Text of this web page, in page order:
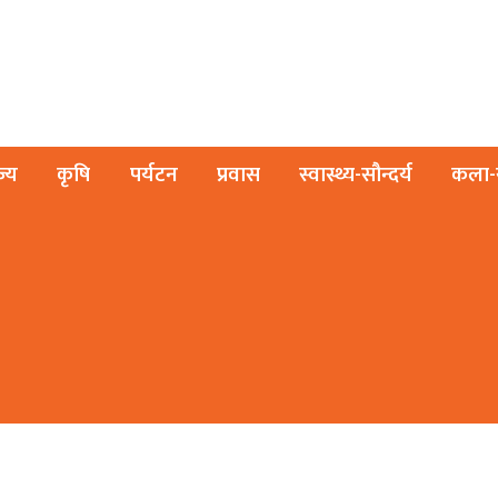
कृषि पर्यटन प्रवास स्वास्थ्य-सौन्दर्य कला-